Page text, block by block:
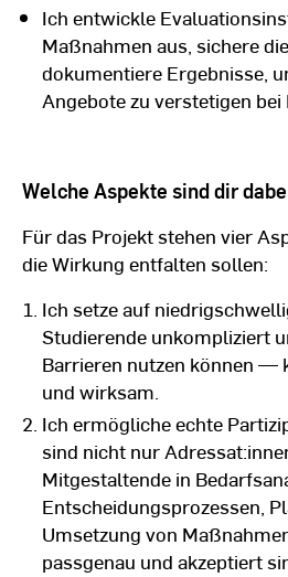
Ich entwickle
Maßnahmen aus, sichere
dokumentiere Ergebnisse,
Angebote zu verstetigen bei
Welche Aspekte sind dir
Für das Projekt stehen vier
die Wirkung entfalten sollen:
Ich setze auf
Studierende unkompliziert
Barrieren nutzen können —
und wirksam.
Ich ermögliche echte
sind nicht nur
Mitgestaltende in
Entscheidungsprozessen,
Umsetzung von
passgenau und akzeptiert